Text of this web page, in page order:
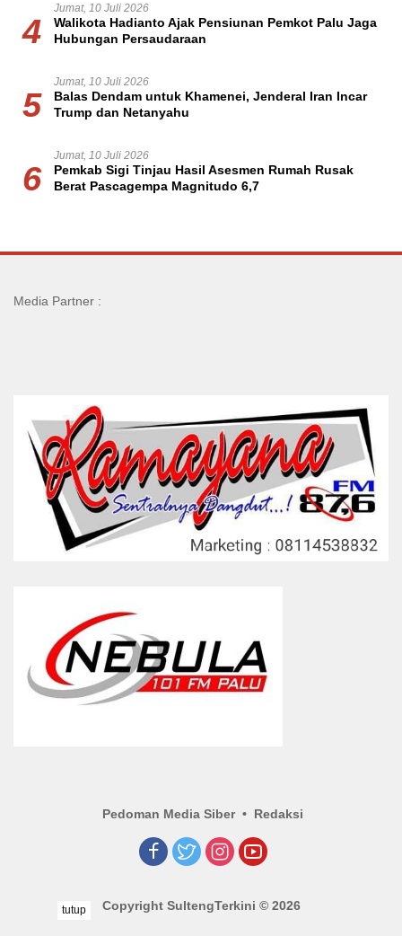
4
Jumat, 10 Juli 2026
Walikota Hadianto Ajak Pensiunan Pemkot Palu Jaga
Hubungan Persaudaraan
5
Jumat, 10 Juli 2026
Balas Dendam untuk Khamenei, Jenderal Iran Incar
Trump dan Netanyahu
6
Jumat, 10 Juli 2026
Pemkab Sigi Tinjau Hasil Asesmen Rumah Rusak
Berat Pascagempa Magnitudo 6,7
Media Partner :
Pedoman Media Siber Redaksi
Copyright SultengTerkini © 2026
tutup